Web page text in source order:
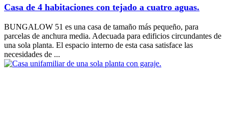
Casa de 4 habitaciones con tejado a cuatro aguas.
BUNGALOW 51 es una casa de tamaño más pequeño, para
parcelas de anchura media. Adecuada para edificios circundantes de
una sola planta. El espacio interno de esta casa satisface las
necesidades de ...